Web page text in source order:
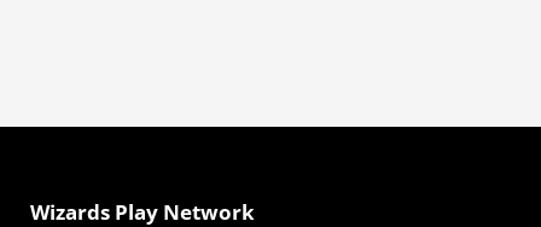
Wizards Play Network